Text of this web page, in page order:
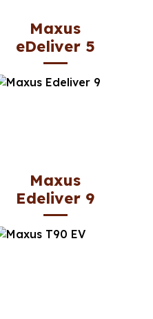
Maxus
eDeliver 5
Maxus
Edeliver 9